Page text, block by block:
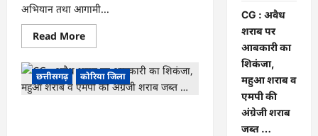
अभियान तथा आगामी...
Read MoreRead
more
:
नेशनल
लोक
छत्तीसगढ़ कोरिया जिला
CG : अवैध
शराब पर
आबकारी का
शिकंजा,
महुआ शराब व
एमपी की
अंग्रेजी शराब
जब्त …